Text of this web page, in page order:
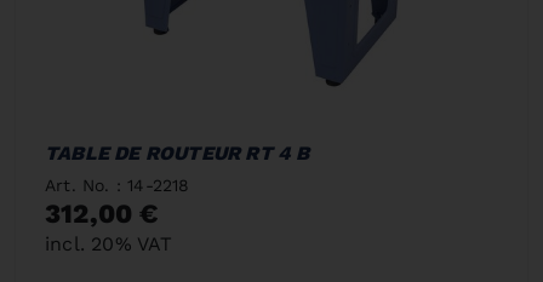
TABLE DE ROUTEUR RT 4 B
Art. No. : 14-2218
312,00 €
incl. 20% VAT